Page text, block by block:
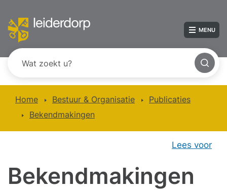
MENU
Home Bestuur & Organisatie
Publicaties
Bekendmakingen
Lees voor
Bekendmakingen